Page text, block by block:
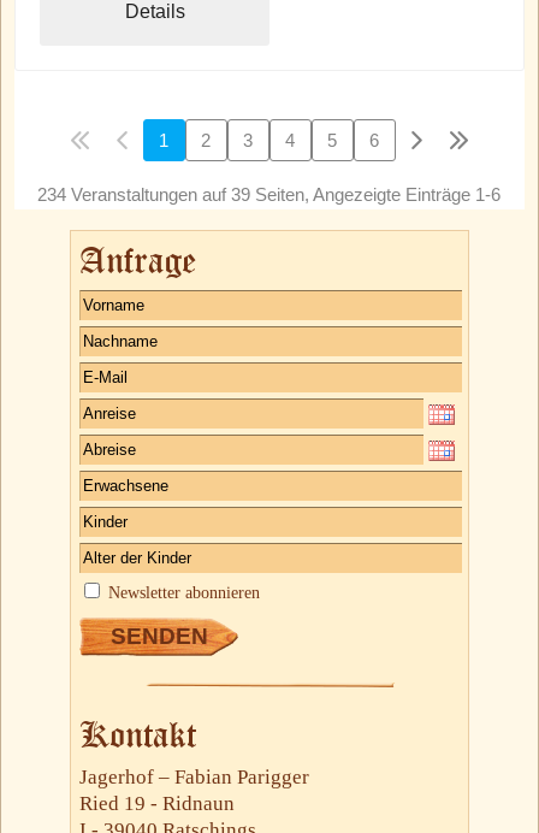
Details
1 2 3 4 5 6
234 Veranstaltungen auf 39 Seiten, Angezeigte Einträge 1-6
Anfrage
Newsletter abonnieren
Kontakt
Jagerhof – Fabian Parigger
Ried 19 - Ridnaun